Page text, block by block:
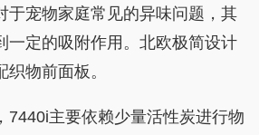
于宠物家庭常见的异味问题，其
一定的吸附作用。北欧极简设计
物前面板。
7440i主要依赖少量活性炭进行物